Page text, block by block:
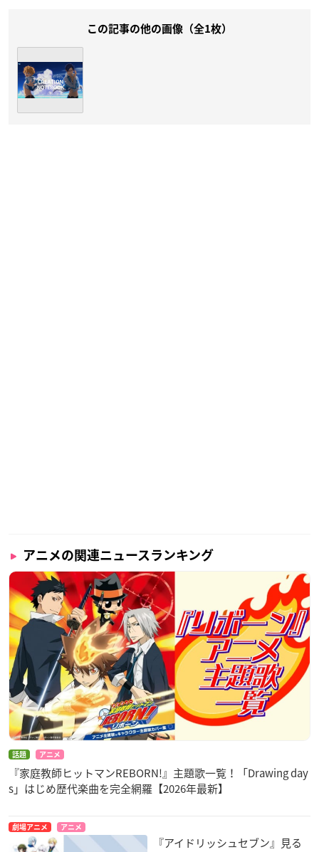
この記事の他の画像（全1枚）
アニメの関連ニュースランキング
話題 アニメ
『家庭教師ヒットマンREBORN!』主題歌一覧！「Drawing day
s」はじめ歴代楽曲を完全網羅【2026年最新】
劇場アニメ アニメ
『アイドリッシュセブン』見る